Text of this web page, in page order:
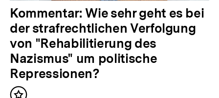
Kommentar: Wie sehr geht es bei
der strafrechtlichen Verfolgung
von "Rehabilitierung des
Nazismus" um politische
Repressionen?